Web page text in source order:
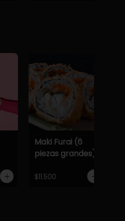
Maki Furai (6
piezas grandes)
$11.500